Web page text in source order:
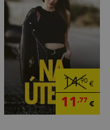
14,90€
11 ,77 €